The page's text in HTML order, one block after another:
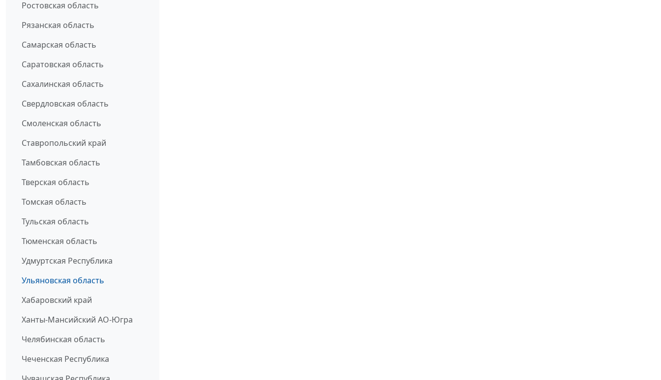
Ростовская область
Рязанская область
Самарская область
Саратовская область
Сахалинская область
Свердловская область
Смоленская область
Ставропольский край
Тамбовская область
Тверская область
Томская область
Тульская область
Тюменская область
Удмуртская Республика
Ульяновская область
Хабаровский край
Ханты-Мансийский АО-Югра
Челябинская область
Чеченская Республика